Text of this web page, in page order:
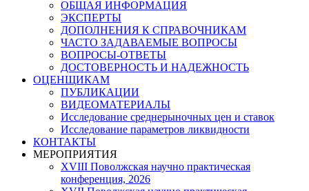
ОБЩАЯ ИНФОРМАЦИЯ
ЭКСПЕРТЫ
ДОПОЛНЕНИЯ К СПРАВОЧНИКАМ
ЧАСТО ЗАДАВАЕМЫЕ ВОПРОСЫ
ВОПРОСЫ-ОТВЕТЫ
ДОСТОВЕРНОСТЬ И НАДЕЖНОСТЬ
ОЦЕНЩИКАМ
ПУБЛИКАЦИИ
ВИДЕОМАТЕРИАЛЫ
Исследование среднерыночных цен и ставок
Исследование параметров ликвидности
КОНТАКТЫ
МЕРОПРИЯТИЯ
XVIII Поволжская научно практическая
конференция, 2026